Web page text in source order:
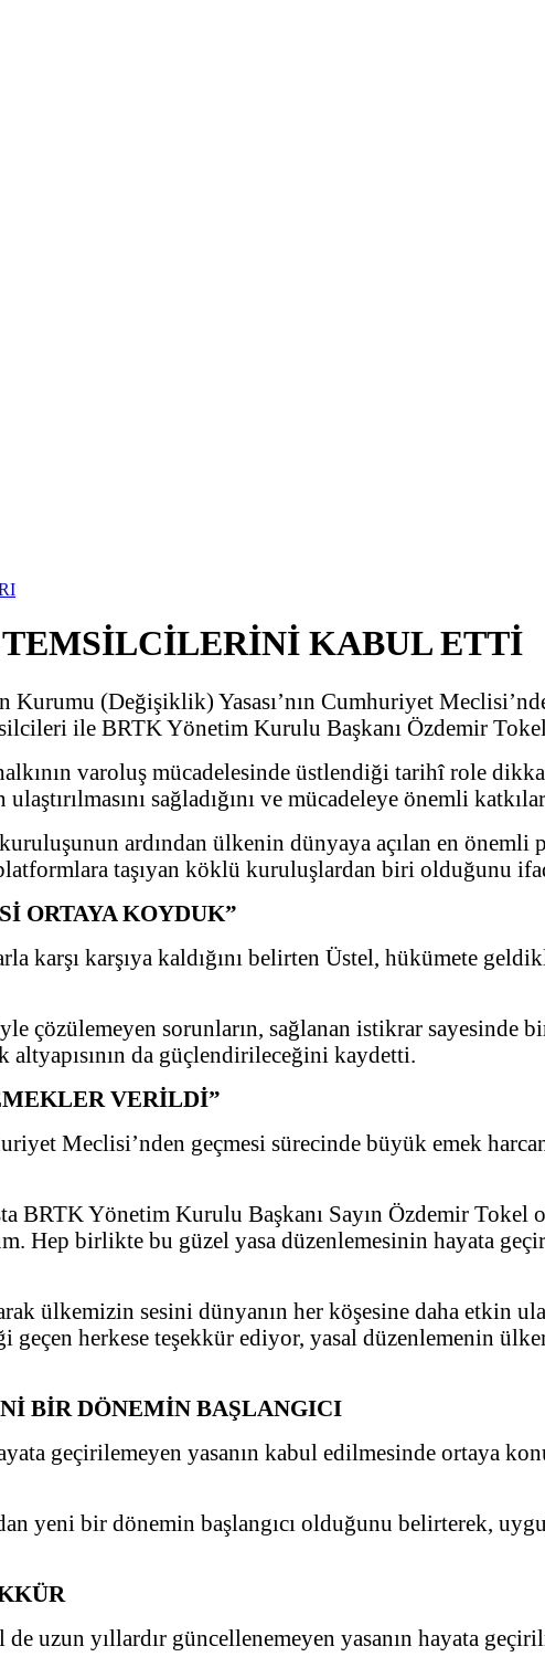
KABUL ETTİ
(Değişiklik) Yasası’nın Cumhuriyet
ile BRTK Yönetim Kurulu Başkanı Özdemir
varoluş mücadelesinde üstlendiği tarihî role
sağladığını ve mücadeleye önemli
ardından ülkenin dünyaya açılan en
taşıyan köklü kuruluşlardan biri olduğunu
ORTAYA KOYDUK”
karşı karşıya kaldığını belirten Üstel, hükümete
çözülemeyen sorunların, sağlanan istikrar sayesinde
da güçlendirileceğini kaydetti.
VERİLDİ”
Meclisi’nden geçmesi sürecinde büyük emek
BRTK Yönetim Kurulu Başkanı Sayın Özdemir Tokel
Hep birlikte bu güzel yasa düzenlemesinin hayata
ülkemizin sesini dünyanın her köşesine daha etkin
geçen herkese teşekkür ediyor, yasal düzenlemenin
BİR DÖNEMİN BAŞLANGICI
geçirilemeyen yasanın kabul edilmesinde ortaya
yeni bir dönemin başlangıcı olduğunu belirterek,
uzun yıllardır güncellenemeyen yasanın hayata